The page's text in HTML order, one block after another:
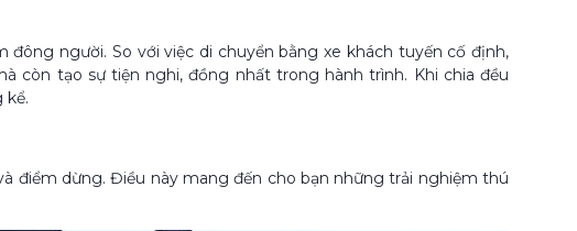
người. So với việc di chuyển bằng xe khách tuyến cố định,
còn tạo sự tiện nghi, đồng nhất trong hành trình. Khi chia đều
kể.
điểm dừng. Điều này mang đến cho bạn những trải nghiệm thú